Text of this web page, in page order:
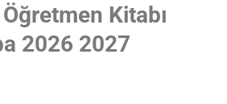
Kitabı
2026 2027